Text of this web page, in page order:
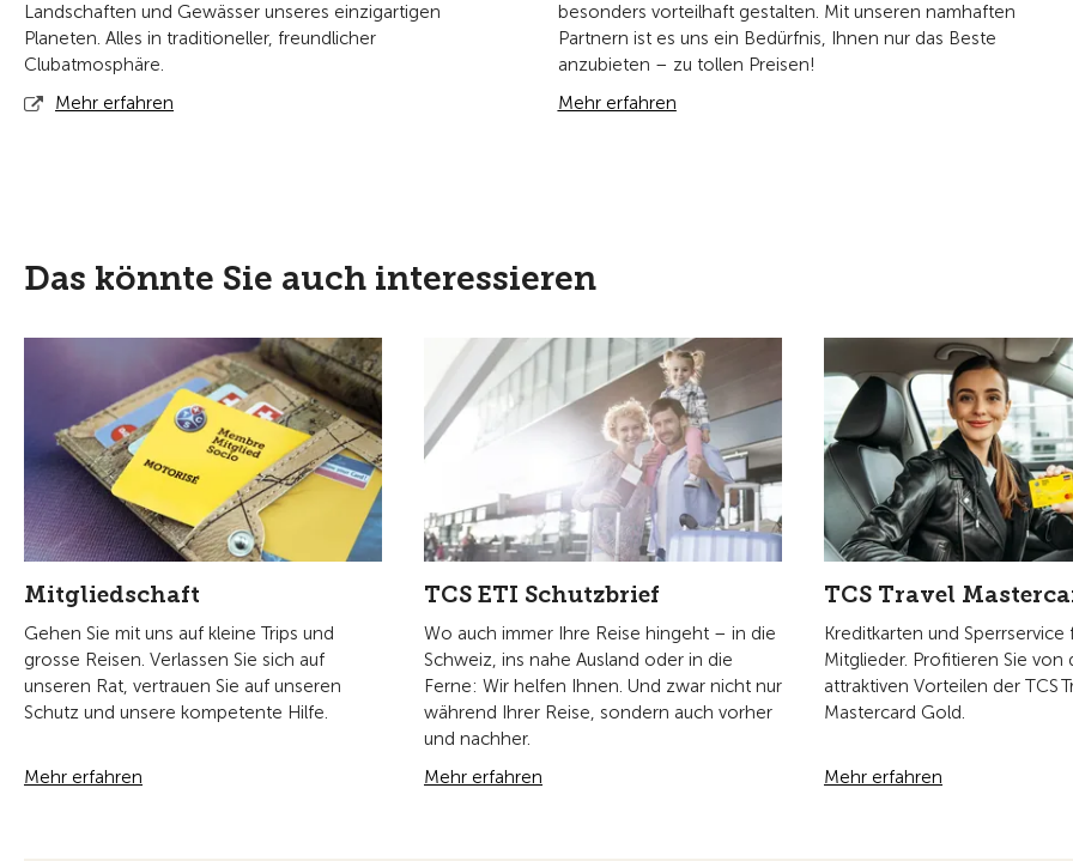
Landschaften und Gewässer unseres einzigartigen
Planeten. Alles in traditioneller, freundlicher
Clubatmosphäre.
Mehr erfahren
besonders vorteilhaft gestalten. Mit unseren namhaften
Partnern ist es uns ein Bedürfnis, Ihnen nur das Beste
anzubieten – zu tollen Preisen!
Mehr erfahren
Das könnte Sie auch interessieren
Mitgliedschaft
Gehen Sie mit uns auf kleine Trips und
grosse Reisen. Verlassen Sie sich auf
unseren Rat, vertrauen Sie auf unseren
Schutz und unsere kompetente Hilfe.
Mehr erfahren
TCS ETI Schutzbrief
Wo auch immer Ihre Reise hingeht – in die
Schweiz, ins nahe Ausland oder in die
Ferne: Wir helfen Ihnen. Und zwar nicht nur
während Ihrer Reise, sondern auch vorher
und nachher.
Mehr erfahren
TCS Travel
Kreditkarten und Sperrservice
Mitglieder. Profitieren Sie von
attraktiven Vorteilen der TCS
Mastercard Gold.
Mehr erfahren